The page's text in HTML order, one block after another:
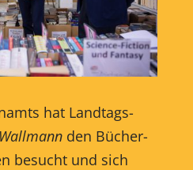
hat Landtags-
den Bücher-
besucht und sich